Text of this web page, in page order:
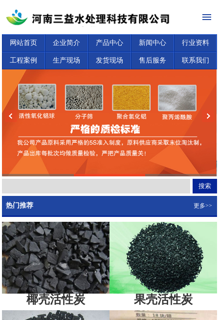
网站首页 企业简介 产品中心 新闻中心 行业资料
工程案例 生产现场 发货现场 售后服务 联系我们
热门推荐 更多>>
椰壳活性炭 果壳活性炭